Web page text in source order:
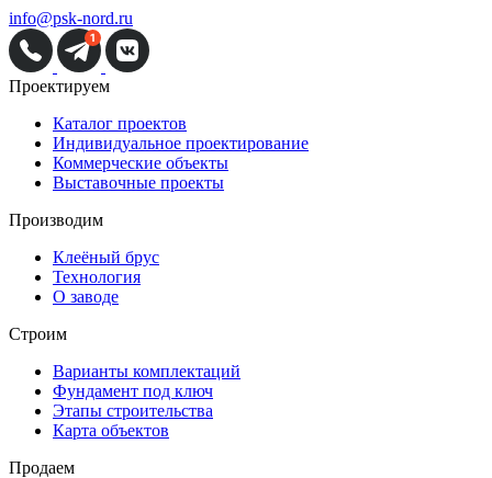
info@psk-nord.ru
Проектируем
Каталог проектов
Индивидуальное проектирование
Коммерческие объекты
Выставочные проекты
Производим
Клеёный брус
Технология
О заводе
Строим
Варианты комплектаций
Фундамент под ключ
Этапы строительства
Карта объектов
Продаем